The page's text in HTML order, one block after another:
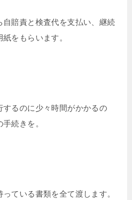
自賠責と検査代を支払い、継続
をもらいます。
するのに少々時間がかかるの
続きを。
ている書類を全て渡します。